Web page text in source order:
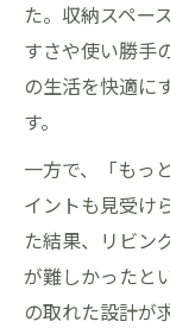
た。収納スペー
すさや使い勝手
の生活を快適に
す。
一方で、「もっ
イントも見受け
た結果、リビン
が難しかったと
の取れた設計が